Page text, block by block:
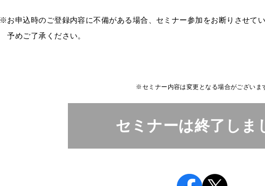
※お申込時のご登録内容に不備がある場合、セミナー参加をお断りさせて
予めご了承ください。
※セミナー内容は変更となる場合がございま
セミナーは終了しま